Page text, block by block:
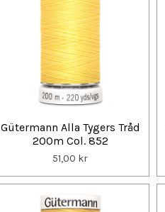
Gütermann Alla Tygers Tråd
200m Col. 852
51,00 kr